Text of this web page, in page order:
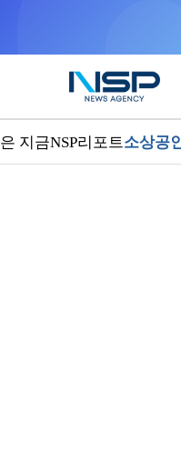
지금NSP리포트소상공